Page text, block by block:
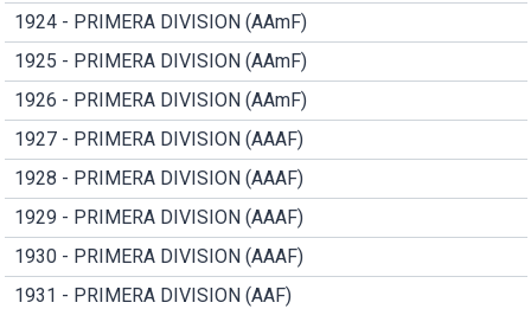
1924 - PRIMERA DIVISION (AAmF)
1925 - PRIMERA DIVISION (AAmF)
1926 - PRIMERA DIVISION (AAmF)
1927 - PRIMERA DIVISION (AAAF)
1928 - PRIMERA DIVISION (AAAF)
1929 - PRIMERA DIVISION (AAAF)
1930 - PRIMERA DIVISION (AAAF)
1931 - PRIMERA DIVISION (AAF)